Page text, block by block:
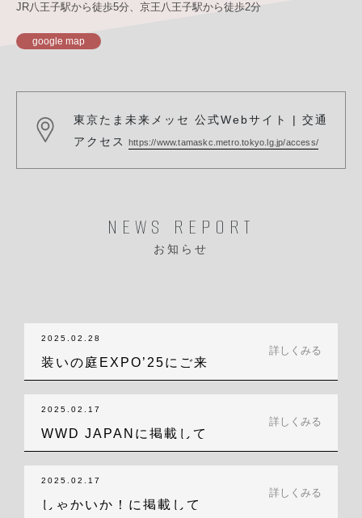
JR八王子駅から徒歩5分、京王八王子駅から徒歩2分
google map
東京たま未来メッセ 公式Webサイト | 交通
アクセス
https://www.tamaskc.metro.tokyo.lg.jp/access/
NEWS REPORT
お知らせ
2025.02.28
装いの庭EXPO’25にご来
場いただ…
詳しくみる
2025.02.17
WWD JAPANに掲載して
いただき…
詳しくみる
2025.02.17
しゃかいか！に掲載して
詳しくみる